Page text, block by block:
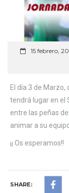
15 febrero,
El día 3 de
tendrá lugar en el
entre las peñas
animar a su
¡¡ Os esperamos!!
SHARE: